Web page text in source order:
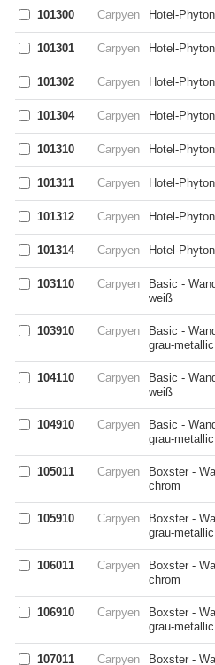
101300 Carpyen Hotel-
101301 Carpyen Hotel-
101302 Carpyen Hotel-
101304 Carpyen Hotel-
101310 Carpyen Hotel-
101311 Carpyen Hotel-
101312 Carpyen Hotel-
101314 Carpyen Hotel-
103110 Carpyen
Basic -
weiß
103910 Carpyen
Basic -
grau-metallic
104110 Carpyen
Basic -
weiß
104910 Carpyen
Basic -
grau-metallic
105011 Carpyen
Boxster -
chrom
105910 Carpyen
Boxster -
grau-metallic
106011 Carpyen
Boxster -
chrom
106910 Carpyen
Boxster -
grau-metallic
107011 Carpyen Boxster -